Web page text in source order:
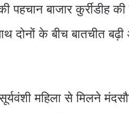
बाजार कुर्रीडीह
दोनों के बीच बातचीत
महिला से मिलने